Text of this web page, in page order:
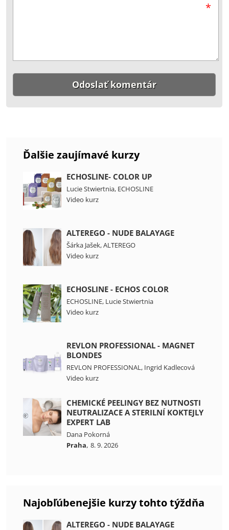
*
Ďalšie zaujímavé kurzy
ECHOSLINE- COLOR UP
Lucie Stwiertnia, ECHOSLINE
Video kurz
ALTEREGO - NUDE BALAYAGE
Šárka Jašek,ALTEREGO
Video kurz
ECHOSLINE - ECHOS COLOR
ECHOSLINE, Lucie Stwiertnia
Video kurz
REVLON PROFESSIONAL - MAGNET
BLONDES
REVLON PROFESSIONAL , Ingrid Kadlecová
Video kurz
CHEMICKÉ PEELINGY BEZ NUTNOSTI
NEUTRALIZACE A STERILNÍ KOKTEJLY
EXPERT LAB
Dana Pokorná
Praha, 8. 9. 2026
Najobľúbenejšie kurzy tohto týždňa
ALTEREGO - NUDE BALAYAGE